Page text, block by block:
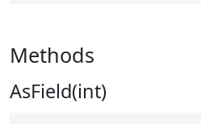
Methods
AsField(int)